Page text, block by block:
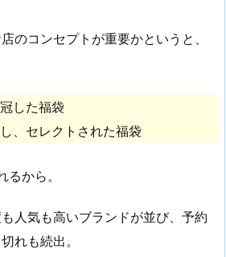
のコンセプトが重要かというと、
した福袋
、セレクトされた福袋
から。
人気も高いブランドが並び、予約
れも続出。